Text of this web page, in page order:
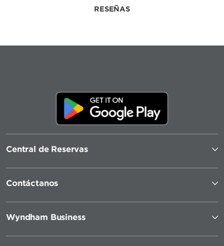
RESEÑAS
Central de Reservas
Contáctanos
Wyndham Business